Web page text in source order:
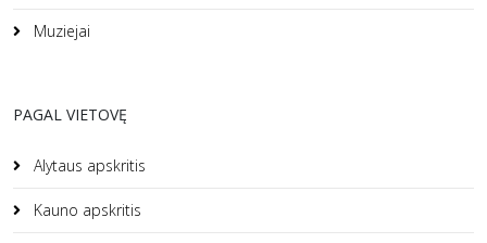
Muziejai
PAGAL VIETOVĘ
Alytaus apskritis
Kauno apskritis